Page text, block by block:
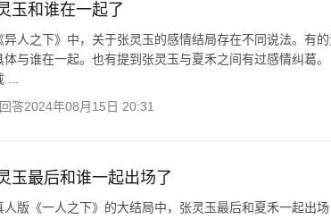
玉和谁在一起了
异人之下》中，关于张灵玉的感情结局存在不同说法。有
体与谁在一起。也有提到张灵玉与夏禾之间有过感情纠葛
...
答2024年08月15日 20:31
玉最后和谁一起出场了
人版《一人之下》的大结局中，张灵玉最后和夏禾一起出